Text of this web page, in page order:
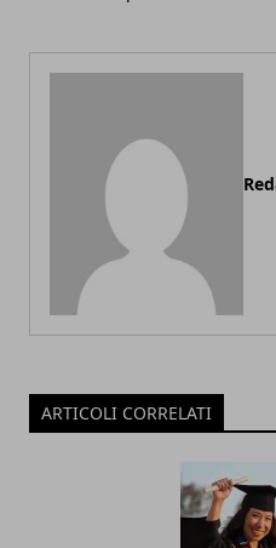
ARTICOLI CORRELATI